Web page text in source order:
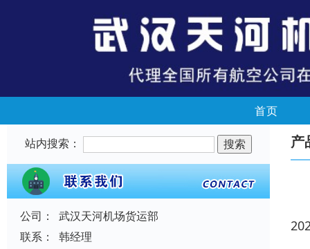
首页
站内搜索：
公司：
武汉天河机场货运部
联系：
韩经理
产